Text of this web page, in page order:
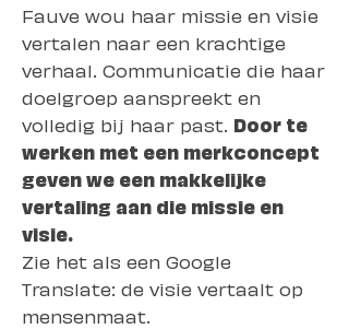
Fauve wou haar missie en visie
vertalen naar een krachtige
verhaal. Communicatie die haar
doelgroep aanspreekt en
volledig bij haar past. Door te
werken met een merkconcept
geven we een makkelijke
vertaling aan die missie en
visie.
Zie het als een Google
Translate: de visie vertaalt op
mensenmaat.